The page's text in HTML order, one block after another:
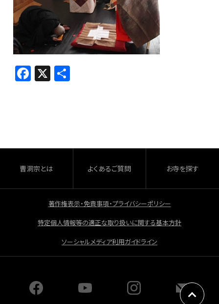
F
a
o
o
k
X 共
曹洞宗とは よくあるご質問 お寺を探す
著作権表示・免責事項・プライバシーポリシー
特定個人情報等の適正な取り扱いに関する基本方針
ソーシャルメディア利用ガイドライン